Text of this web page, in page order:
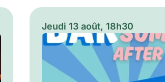
Jeudi 13 août, 18h30